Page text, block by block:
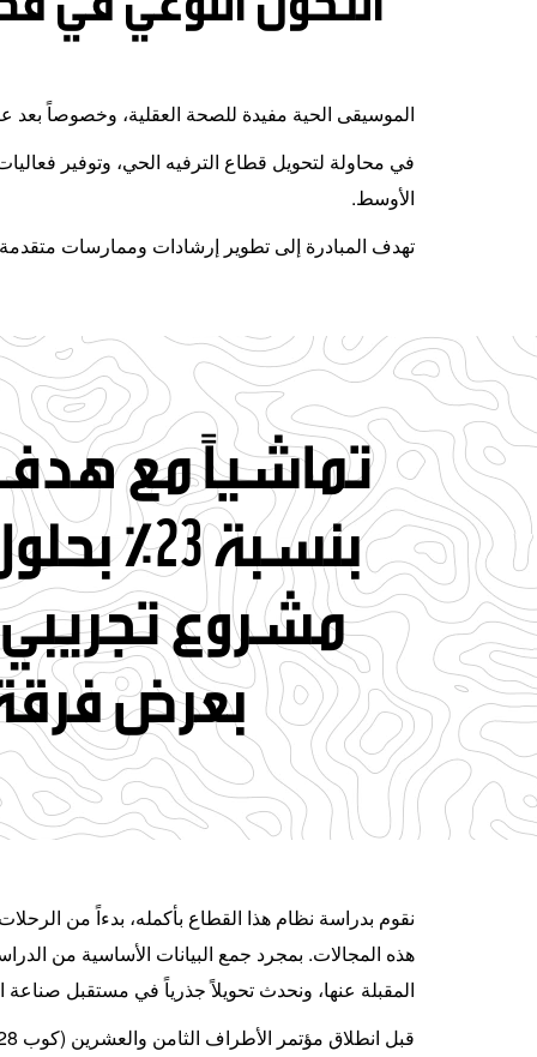
الموسيقى الحية مفيدة للصحة العقلية، وخصوصاً بعد عام من العزلة بسبب جائحة كوفيد-19. وقد
في محاولة لتحويل قطاع الترفيه الحي، وتوفير
الأوسط.
تهدف المبادرة إلى تطوير إرشادات وممارسات
تماشياً مع هدف
مشروع
بعرض فرقة مارون 5
نقوم بدراسة نظام هذا القطاع بأكمله، بدءاً من
هذه المجالات. بمجرد جمع البيانات الأساسية من
المقبلة عنها، ونحدث تحويلاً جذرياً في مستقبل
قبل انطلاق مؤتمر الأطراف الثامن والعشرين (كوب